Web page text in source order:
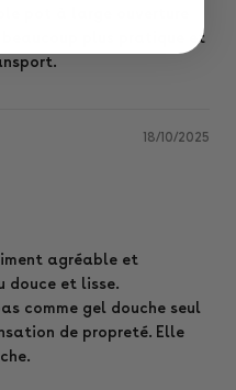
pot à large ouverture
plus pratique et
18/10/2025
agréable et
douce et lisse.
comme gel douche seul
de propreté. Elle